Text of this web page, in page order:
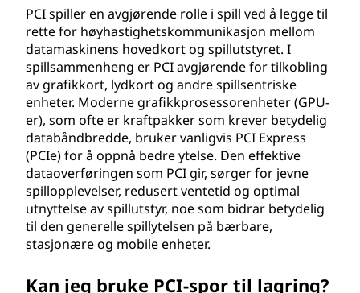
PCI spiller en avgjørende rolle i spill ved å legge til
rette for høyhastighetskommunikasjon mellom
datamaskinens hovedkort og spillutstyret. I
spillsammenheng er PCI avgjørende for tilkobling
av grafikkort, lydkort og andre spillsentriske
enheter. Moderne grafikkprosessorenheter (GPU-
er), som ofte er kraftpakker som krever betydelig
databåndbredde, bruker vanligvis PCI Express
(PCIe) for å oppnå bedre ytelse. Den effektive
dataoverføringen som PCI gir, sørger for jevne
spillopplevelser, redusert ventetid og optimal
utnyttelse av spillutstyr, noe som bidrar betydelig
til den generelle spillytelsen på bærbare,
stasjonære og mobile enheter.
Kan jeg bruke PCI-spor til lagring?